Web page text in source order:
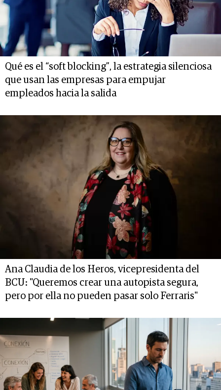
Qué es el “soft blocking”, la estrategia silenciosa
que usan las empresas para empujar
empleados hacia la salida
Ana Claudia de los Heros, vicepresidenta del
BCU: "Queremos crear una autopista segura,
pero por ella no pueden pasar solo Ferraris"